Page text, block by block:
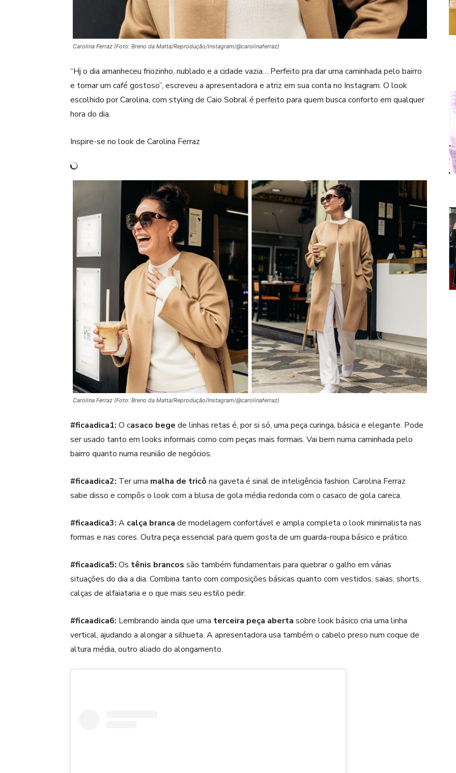
Carolina Ferraz (Foto: Breno da Matta/Reprodução/Instagram/@carolinaferraz)
“Hj o dia amanheceu friozinho, nublado e a cidade vazia… Perfeito pra dar uma caminhada pelo bairro
e tomar um café gostoso”, escreveu a apresentadora e atriz em sua conta no Instagram. O look
escolhido por Carolina, com styling de Caio Sobral é perfeito para quem busca conforto em qualquer
hora do dia.
Inspire-se no look de Carolina Ferraz
Carolina Ferraz (Foto: Breno da Matta/Reprodução/Instagram/@carolinaferraz)
#ficaadica1: O casaco bege de linhas retas é, por si só, uma peça curinga, básica e elegante. Pode
ser usado tanto em looks informais como com peças mais formais. Vai bem numa caminhada pelo
bairro quanto numa reunião de negócios.
#ficaadica2: Ter uma malha de tricô na gaveta é sinal de inteligência fashion. Carolina Ferraz
sabe disso e compôs o look com a blusa de gola média redonda com o casaco de gola careca.
#ficaadica3: A calça branca de modelagem confortável e ampla completa o look minimalista nas
formas e nas cores. Outra peça essencial para quem gosta de um guarda-roupa básico e prático.
#ficaadica5: Os tênis brancos são também fundamentais para quebrar o galho em várias
situações do dia a dia. Combina tanto com composições básicas quanto com vestidos, saias, shorts,
calças de alfaiataria e o que mais seu estilo pedir.
#ficaadica6: Lembrando ainda que uma terceira peça aberta sobre look básico cria uma linha
vertical, ajudando a alongar a silhueta. A apresentadora usa também o cabelo preso num coque de
altura média, outro aliado do alongamento.